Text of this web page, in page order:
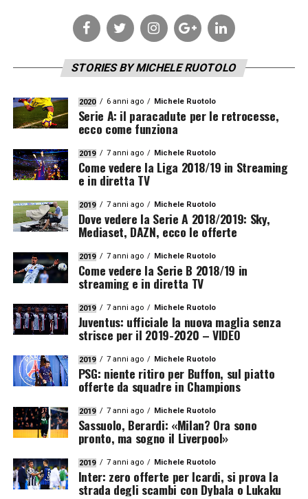
STORIES BY MICHELE RUOTOLO
2020 6 anni ago Michele Ruotolo
Serie A: il paracadute per le retrocesse,
ecco come funziona
2019 7 anni ago Michele Ruotolo
Come vedere la Liga 2018/19 in Streaming
e in diretta TV
2019 7 anni ago Michele Ruotolo
Dove vedere la Serie A 2018/2019: Sky,
Mediaset, DAZN, ecco le offerte
2019 7 anni ago Michele Ruotolo
Come vedere la Serie B 2018/19 in
streaming e in diretta TV
2019 7 anni ago Michele Ruotolo
Juventus: ufficiale la nuova maglia senza
strisce per il 2019-2020 – VIDEO
2019 7 anni ago Michele Ruotolo
PSG: niente ritiro per Buffon, sul piatto
offerte da squadre in Champions
2019 7 anni ago Michele Ruotolo
Sassuolo, Berardi: «Milan? Ora sono
pronto, ma sogno il Liverpool»
2019 7 anni ago Michele Ruotolo
Inter: zero offerte per Icardi, si prova la
strada degli scambi con Dybala o Lukaku